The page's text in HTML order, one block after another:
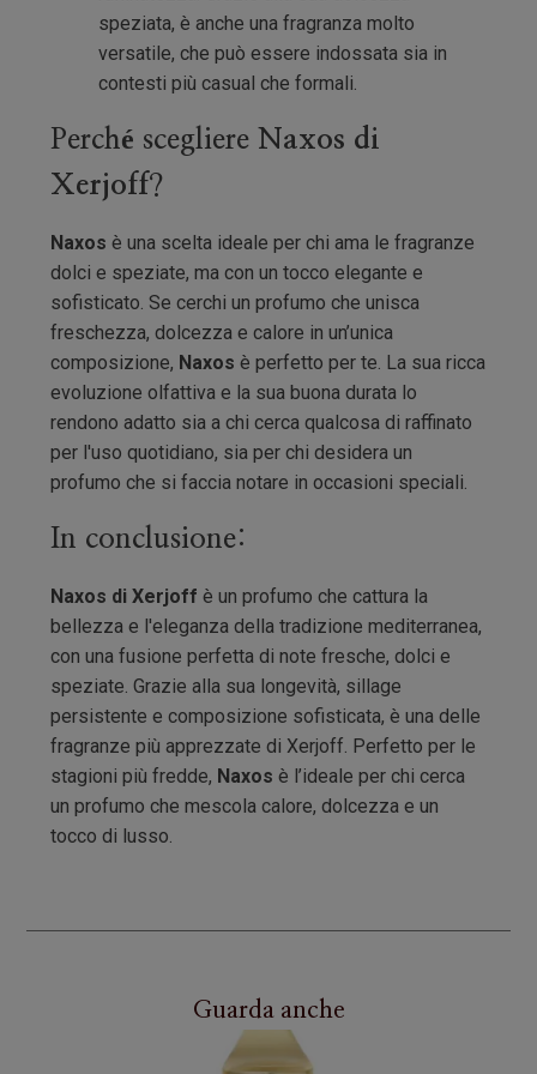
speziata, è anche una fragranza molto
versatile, che può essere indossata sia in
contesti più casual che formali.
Perché scegliere Naxos di
Xerjoff?
Naxos è una scelta ideale per chi ama le fragranze
dolci e speziate, ma con un tocco elegante e
sofisticato. Se cerchi un profumo che unisca
freschezza, dolcezza e calore in un’unica
composizione, Naxos è perfetto per te. La sua ricca
evoluzione olfattiva e la sua buona durata lo
rendono adatto sia a chi cerca qualcosa di raffinato
per l'uso quotidiano, sia per chi desidera un
profumo che si faccia notare in occasioni speciali.
In conclusione:
Naxos di Xerjoff è un profumo che cattura la
bellezza e l'eleganza della tradizione mediterranea,
con una fusione perfetta di note fresche, dolci e
speziate. Grazie alla sua longevità, sillage
persistente e composizione sofisticata, è una delle
fragranze più apprezzate di Xerjoff. Perfetto per le
stagioni più fredde, Naxos è l’ideale per chi cerca
un profumo che mescola calore, dolcezza e un
tocco di lusso.
Guarda anche